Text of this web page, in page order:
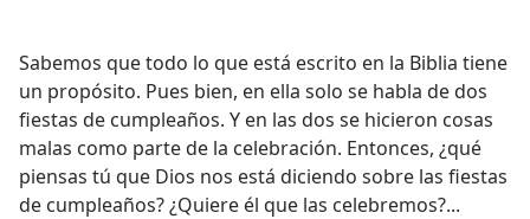
Sabemos que todo lo que está escrito en la Biblia tiene
un propósito. Pues bien, en ella solo se habla de dos
fiestas de cumpleaños. Y en las dos se hicieron cosas
malas como parte de la celebración. Entonces, ¿qué
piensas tú que Dios nos está diciendo sobre las fiestas
de cumpleaños? ¿Quiere él que las celebremos?...